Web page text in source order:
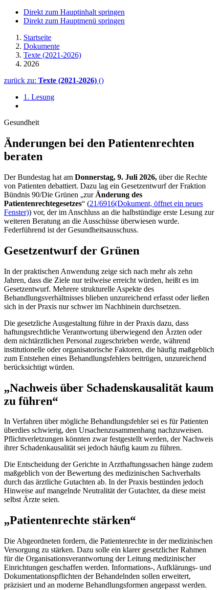
Direkt zum Hauptinhalt springen
Direkt zum Hauptmenü springen
Startseite
Dokumente
Texte (2021-2026)
2026
zurück zu: Texte (2021-2026) ()
1. Lesung
Gesundheit
Änderungen bei den Patientenrechten
beraten
Der Bundestag hat am Donnerstag, 9. Juli 2026, über die Rechte
von Patienten debattiert. Dazu lag ein Gesetzentwurf der Fraktion
Bündnis 90/Die Grünen „zurÄnderung des
Patientenrechtegesetzes“ (21/6916(Dokument, öffnet ein neues
Fenster)) vor, der im Anschluss an die halbstündige erste Lesung zur
weiteren Beratung an die Ausschüsse überwiesen wurde.
Federführend ist der Gesundheitsausschuss.
Gesetzentwurf der Grünen
In der praktischen Anwendung zeige sich nach mehr als zehn
Jahren, dass die Ziele nur teilweise erreicht würden, heißt es im
Gesetzentwurf. Mehrere strukturelle Aspekte des
Behandlungsverhältnisses blieben unzureichend erfasst oder ließen
sich in der Praxis nur schwer im Nachhinein durchsetzen.
Die gesetzliche Ausgestaltung führe in der Praxis dazu, dass
haftungsrechtliche Verantwortung überwiegend den Ärzten oder
dem nichtärztlichen Personal zugeschrieben werde, während
institutionelle oder organisatorische Faktoren, die häufig maßgeblich
zum Entstehen eines Behandlungsfehlers beitrügen, unzureichend
berücksichtigt würden.
„Nachweis über Schadenskausalität kaum
zu führen“
In Verfahren über mögliche Behandlungsfehler sei es für Patienten
überdies schwierig, den Ursachenzusammenhang nachzuweisen.
Pflichtverletzungen könnten zwar festgestellt werden, der Nachweis
ihrer Schadenkausalität sei jedoch häufig kaum zu führen.
Die Entscheidung der Gerichte in Arzthaftungssachen hänge zudem
maßgeblich von der Bewertung des medizinischen Sachverhalts
durch das ärztliche Gutachten ab. In der Praxis bestünden jedoch
Hinweise auf mangelnde Neutralität der Gutachter, da diese meist
selbst Ärzte seien.
„Patientenrechte stärken“
Die Abgeordneten fordern, die Patientenrechte in der medizinischen
Versorgung zu stärken. Dazu solle ein klarer gesetzlicher Rahmen
für die Organisationsverantwortung der Leitung medizinischer
Einrichtungen geschaffen werden. Informations-, Aufklärungs- und
Dokumentationspflichten der Behandelnden sollen erweitert,
präzisiert und an moderne Behandlungsformen angepasst werden.